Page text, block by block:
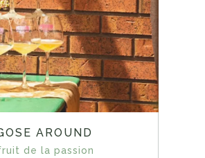
AROUND
de la passion